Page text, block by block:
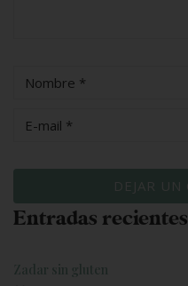
Entradas recientes
Zadar sin gluten